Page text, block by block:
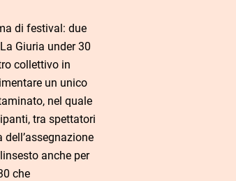
di festival: due
Giuria under 30
collettivo in
un unico
nel quale
tra spettatori
anche per
che